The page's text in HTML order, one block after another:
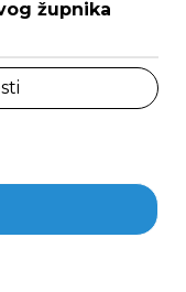
župnika